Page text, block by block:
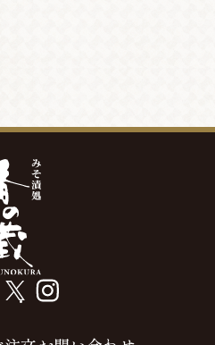
instagram